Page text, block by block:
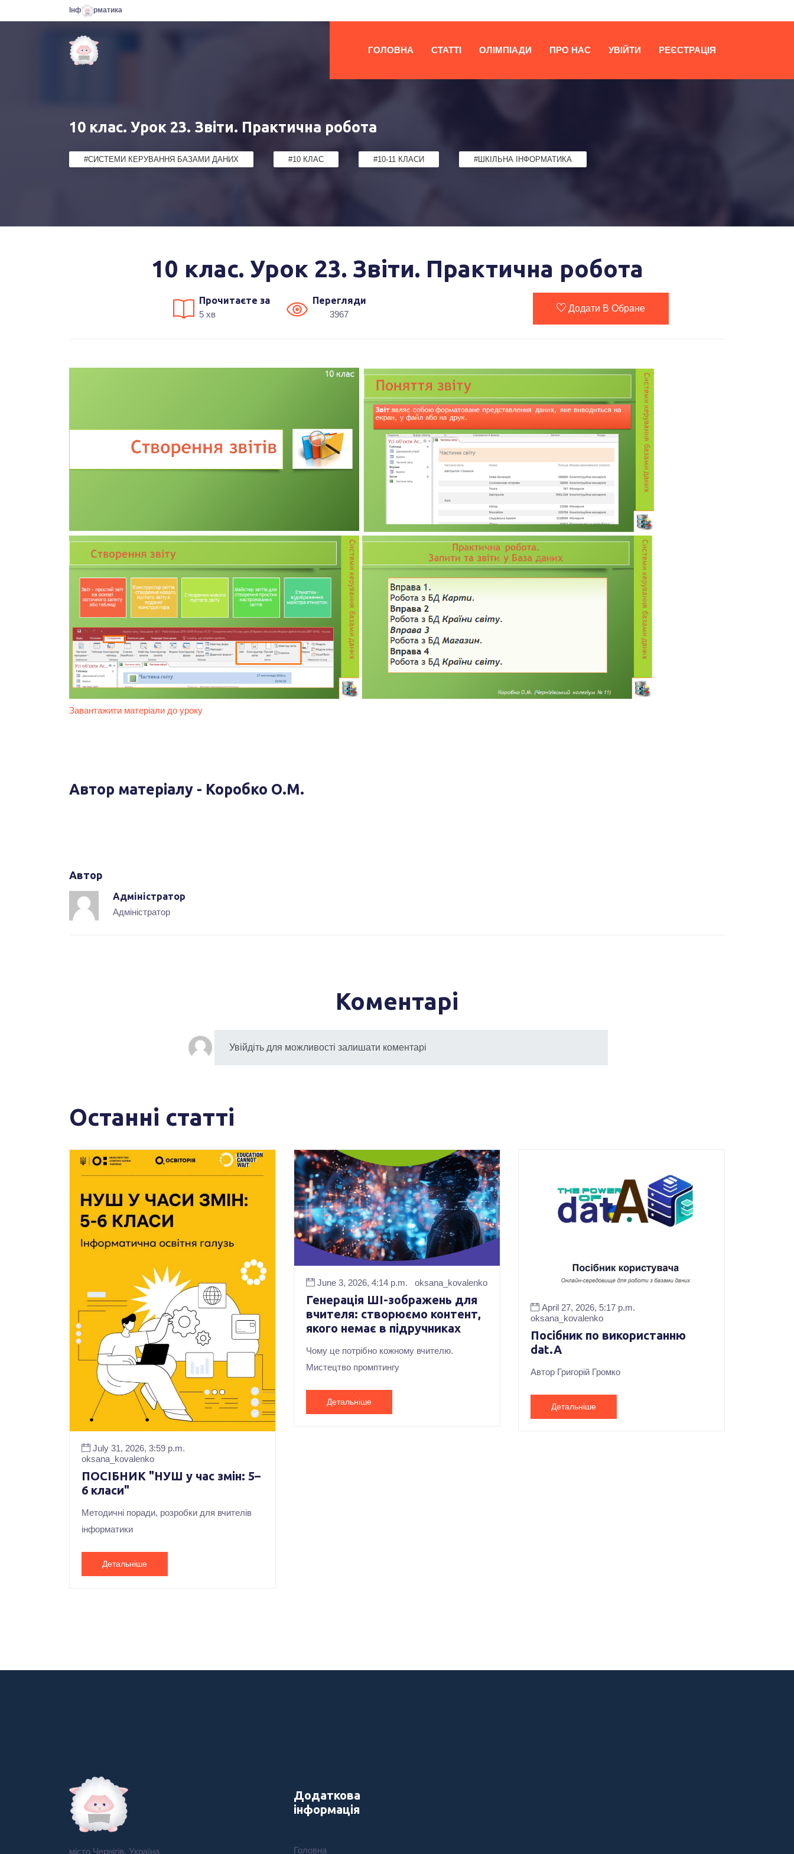
Інф рматика
ГОЛОВНА СТАТТІ ОЛІМПІАДИ ПРО НАС УВІЙТИ РЕЄСТРАЦІЯ
10 клас. Урок 23. Звіти. Практична робота
#СИСТЕМИ КЕРУВАННЯ БАЗАМИ ДАНИХ #10 КЛАС #10-11 КЛАСИ #ШКІЛЬНА ІНФОРМАТИКА
10 клас. Урок 23. Звіти. Практична робота
Прочитаєте за
5 хв
Перегляди
3967
Додати В Обране
Завантажити матеріали до уроку
Автор матеріалу - Коробко О.М.
Автор
Адміністратор
Адміністратор
Коментарі
Останні статті
July 31, 2026, 3:59 p.m.
oksana_kovalenko
ПОСІБНИК "НУШ у час змін: 5–
6 класи"
Методичні поради, розробки для вчителів
інформатики
Детальніше
June 3, 2026, 4:14 p.m. oksana_kovalenko
Генерація ШІ-зображень для
вчителя: створюємо контент,
якого немає в підручниках
Чому це потрібно кожному вчителю.
Мистецтво промптингу
Детальніше
April 27, 2026, 5:17 p.m.
oksana_kovalenko
Посібник по використанню
dat.A
Автор Григорій Громко
Детальніше
місто Чернігів, Україна
Додаткова
інформація
Головна